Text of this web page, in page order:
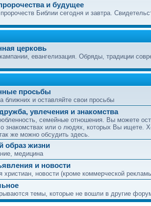
и будущее
Библии сегодня и завтра.
церковь
евангелизация. Обряды, традиции
просьбы
ближних и оставляйте свои просьбы
увлечения и знакомства
семейные отношения. Вы можете
знакомствах или о людях, которых Вы ищете.
же можно обсудить здесь.
образ жизни
медицина
и новости
христиан, новости (кроме коммерческой
темы, которые не вошли в другие